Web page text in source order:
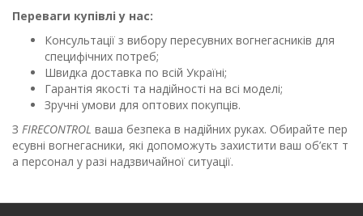
Переваги купівлі у нас:
Консультації з вибору пересувних вогнегасників для
специфічних потреб;
Швидка доставка по всій Україні;
Гарантія якості та надійності на всі моделі;
Зручні умови для оптових покупців.
З FIRECONTROL ваша безпека в надійних руках. Обирайте пер
есувні вогнегасники, які допоможуть захистити ваш об’єкт т
а персонал у разі надзвичайної ситуації.